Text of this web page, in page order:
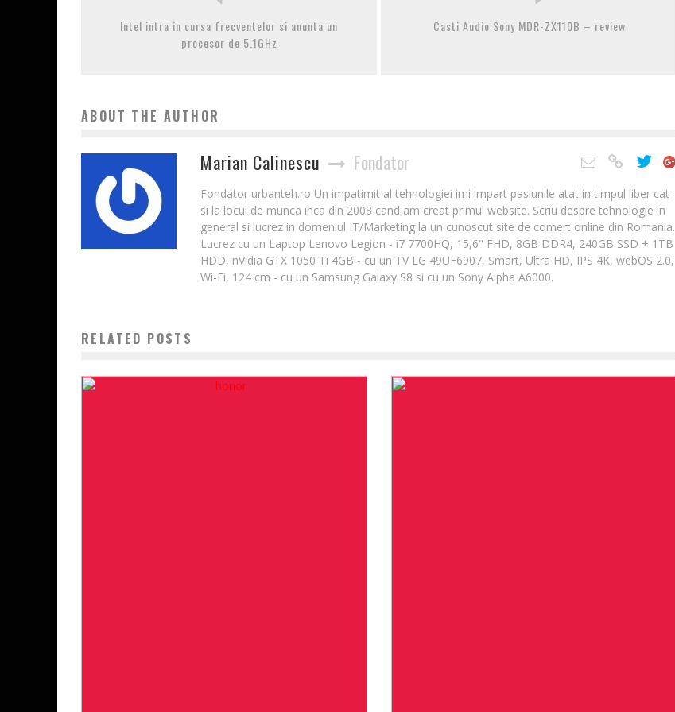
Intel intra in cursa frecventelor si anunta un
procesor de 5.1GHz
Casti Audio Sony MDR-ZX110B – review
ABOUT THE AUTHOR
Marian Calinescu Fondator
Fondator urbanteh.ro Un impatimit al tehnologiei imi impart pasiunile atat in timpul liber cat
si la locul de munca inca din 2008 cand am creat primul website. Scriu despre tehnologie in
general si lucrez in domeniul IT/Marketing la un cunoscut site de comert online din Romania.
Lucrez cu un Laptop Lenovo Legion - i7 7700HQ, 15,6" FHD, 8GB DDR4, 240GB SSD + 1TB
HDD, nVidia GTX 1050 Ti 4GB - cu un TV LG 49UF6907, Smart, Ultra HD, IPS 4K, webOS 2.0,
Wi-Fi, 124 cm - cu un Samsung Galaxy S8 si cu un Sony Alpha A6000.
RELATED POSTS